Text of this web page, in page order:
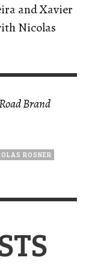
and Xavier
Nicolas
Brand
ROSNER